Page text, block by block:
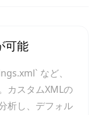
可能
など、
カスタムXMLの
析し、デフォル